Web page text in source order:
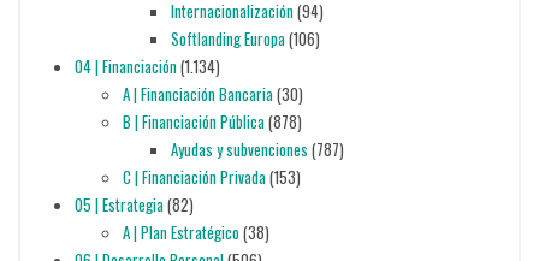
Internacionalización(94)
Softlanding Europa(106)
04 | Financiación(1.134)
A | Financiación Bancaria(30)
B | Financiación Pública(878)
Ayudas y subvenciones (787)
C | Financiación Privada(153)
05 | Estrategia(82)
A | Plan Estratégico(38)